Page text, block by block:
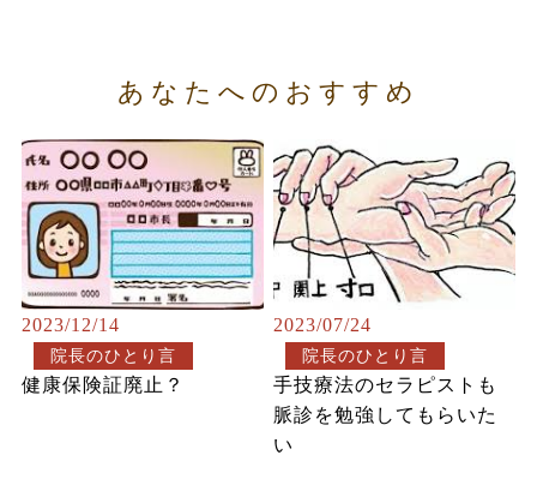
あなたへのおすすめ
2023/12/14
院長のひとり言
健康保険証廃止？
2023/07/24
院長のひとり言
手技療法のセラピストも
脈診を勉強してもらいた
い